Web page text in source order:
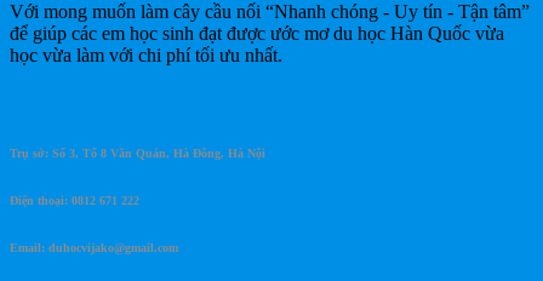
Với mong muốn làm cây cầu nối “Nhanh chóng - Uy tín - Tận tâm”
để giúp các em học sinh đạt được ước mơ du học Hàn Quốc vừa
học vừa làm với chi phí tối ưu nhất.
Trụ sở: Số 3, Tổ 8 Văn Quán, Hà Đông, Hà Nội
Điện thoại: 0812 671 222
Email: duhocvijako@gmail.com